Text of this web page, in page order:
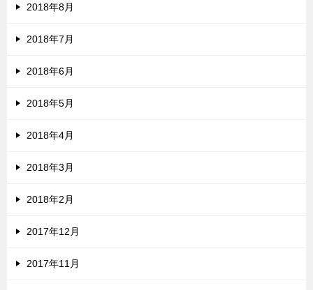
2018年8月
2018年7月
2018年6月
2018年5月
2018年4月
2018年3月
2018年2月
2017年12月
2017年11月